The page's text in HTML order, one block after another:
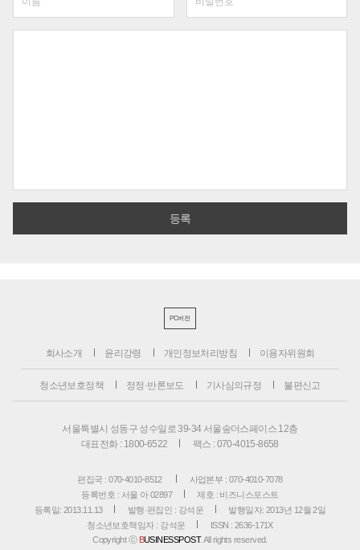
PC버전
회사소개 윤리강령 개인정보처리방침 이용자위원회
청소년보호정책 정정·반론보도 기사심의규정 불편신고
서울특별시 성동구 성수일로 39-34 서울숲더스페이스 12층
대표전화 : 1800-6522
팩스 : 070-4015-8658
편집국 : 070-4010-8512
사업본부 : 070-4010-7078
등록번호 : 서울 아 02897
제호 : 비즈니스포스트
등록일: 2013.11.13
발행·편집인 : 강석운
발행일자: 2013년 12월 2일
청소년보호책임자 : 강석운
ISSN : 2636-171X
Copyright ⓒ BUSINESSPOST. All rights reserved.